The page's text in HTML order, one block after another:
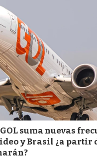
suma nuevas
y Brasil ¿a partir